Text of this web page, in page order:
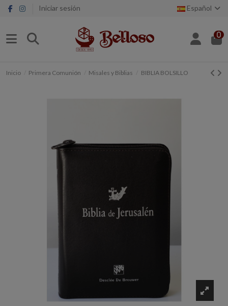
Iniciar sesión Español
0
Inicio Primera Comunión Misales y Biblias BIBLIA BOLSILLO